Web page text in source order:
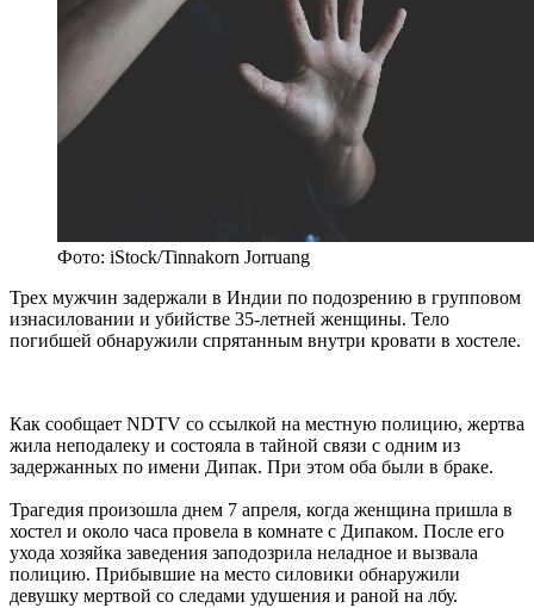
Фото: iStock/Tinnakorn Jorruang
Трех мужчин задержали в Индии по подозрению в групповом
изнасиловании и убийстве 35‑летней женщины. Тело
погибшей обнаружили спрятанным внутри кровати в хостеле.
Как сообщает NDTV со ссылкой на местную полицию, жертва
жила неподалеку и состояла в тайной связи с одним из
задержанных по имени Дипак. При этом оба были в браке.
Трагедия произошла днем 7 апреля, когда женщина пришла в
хостел и около часа провела в комнате с Дипаком. После его
ухода хозяйка заведения заподозрила неладное и вызвала
полицию. Прибывшие на место силовики обнаружили
девушку мертвой со следами удушения и раной на лбу.